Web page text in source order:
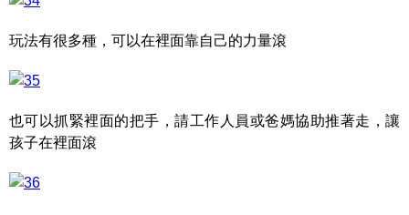
玩法有很多種，可以在裡面靠自己的力量滾
也可以抓緊裡面的把手，請工作人員或爸媽協助推著走，讓
孩子在裡面滾